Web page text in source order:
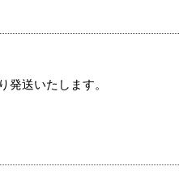
発送いたします。